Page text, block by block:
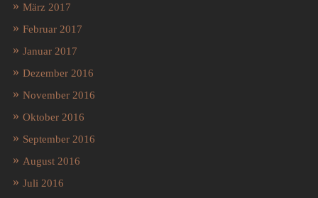
März 2017
Februar 2017
Januar 2017
Dezember 2016
November 2016
Oktober 2016
September 2016
August 2016
Juli 2016